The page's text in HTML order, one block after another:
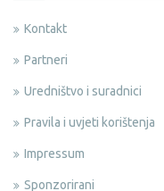
Kontakt
Partneri
Uredništvo i suradnici
Pravila i uvjeti korištenja
Impressum
Sponzorirani